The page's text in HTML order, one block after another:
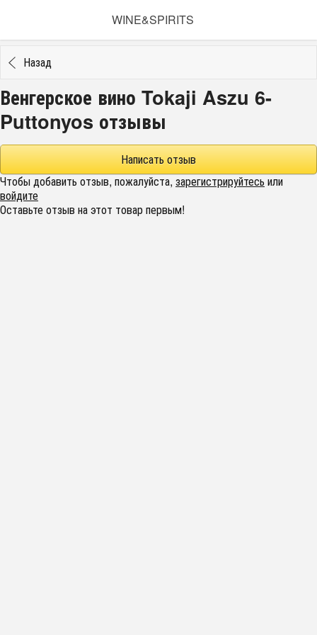
WINE&SPIRITS
Назад
Венгерское вино Tokaji Aszu 6-
Puttonyos отзывы
Написать отзыв
Чтобы добавить отзыв, пожалуйста, зарегистрируйтесь или
войдите
Оставьте отзыв на этот товар первым!